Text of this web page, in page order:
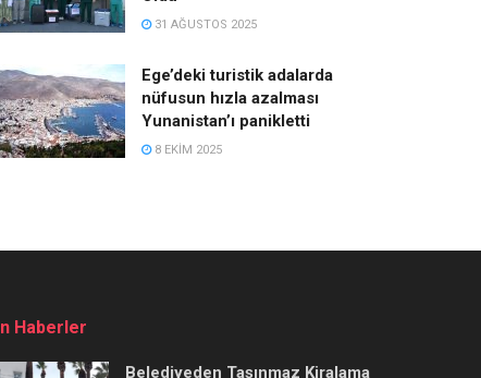
31 AĞUSTOS 2025
Ege’deki turistik adalarda
nüfusun hızla azalması
Yunanistan’ı panikletti
8 EKIM 2025
Haberler
Belediyeden Taşınmaz Kiralama